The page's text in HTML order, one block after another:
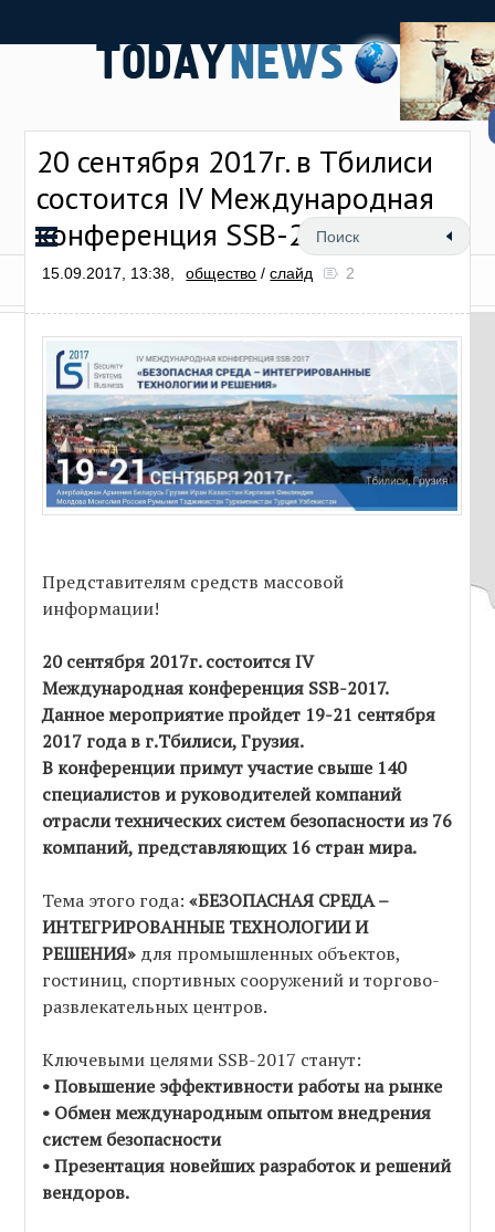
20 сентября 2017г. в Тбилиси
состоится IV Международная
конференция SSB-2017
15.09.2017, 13:38, общество /слайд 2
Представителям средств массовой
информации!
20 сентября 2017г. состоится IV
Международная конференция SSB-2017.
Данное мероприятие пройдет 19-21 сентября
2017 года в г.Тбилиси, Грузия.
В конференции примут участие свыше 140
специалистов и руководителей компаний
отрасли технических систем безопасности из 76
компаний, представляющих 16 стран мира.
Тема этого года:«БЕЗОПАСНАЯ СРЕДА –
ИНТЕГРИРОВАННЫЕ ТЕХНОЛОГИИ И
РЕШЕНИЯ» для промышленных объектов,
гостиниц, спортивных сооружений и торгово-
развлекательных центров.
Ключевыми целями SSB-2017 станут:
• Повышение эффективности работы на рынке
• Обмен международным опытом внедрения
систем безопасности
• Презентация новейших разработок и решений
вендоров.